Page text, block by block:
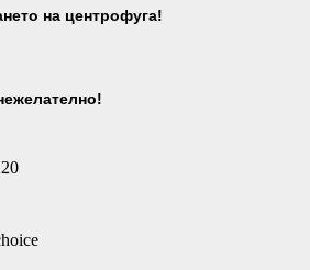
на центрофуга!